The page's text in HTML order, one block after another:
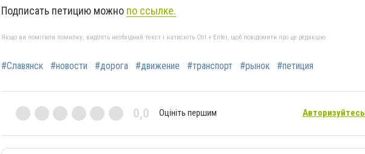
Подписать петицию можно по ссылке.
Якщо ви помітили помилку, виділіть необхідний текст і натисніть Ctrl + Enter, щоб повідомити про це редакцію
#Славянск #новости #дорога #движение #транспорт #рынок #петиция
0,0 Оцініть першим Авторизуйтесь